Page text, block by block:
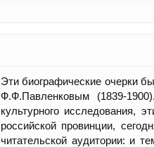
Эти биографические очерки
Ф.Ф.Павленковым (1839-
культурного исследования,
российской провинции,
читательской аудитории: и